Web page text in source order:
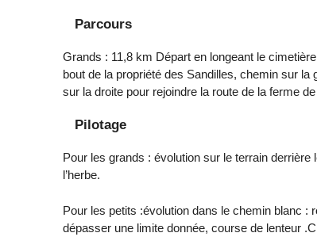
Parcours
Grands : 11,8 km Départ en longeant le
bout de la propriété des Sandilles, chemin sur
sur la droite pour rejoindre la route de la ferme
Pilotage
Pour les grands : évolution sur le terrain
l’herbe.
Pour les petits :évolution dans le chemin blanc :
dépasser une limite donnée, course de lenteur